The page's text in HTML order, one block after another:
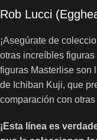
Rob Lucci
¡Asegúrate de
otras increíbles
figuras Masterlise son
de Ichiban Kuji, que
comparación con
¡Esta línea es